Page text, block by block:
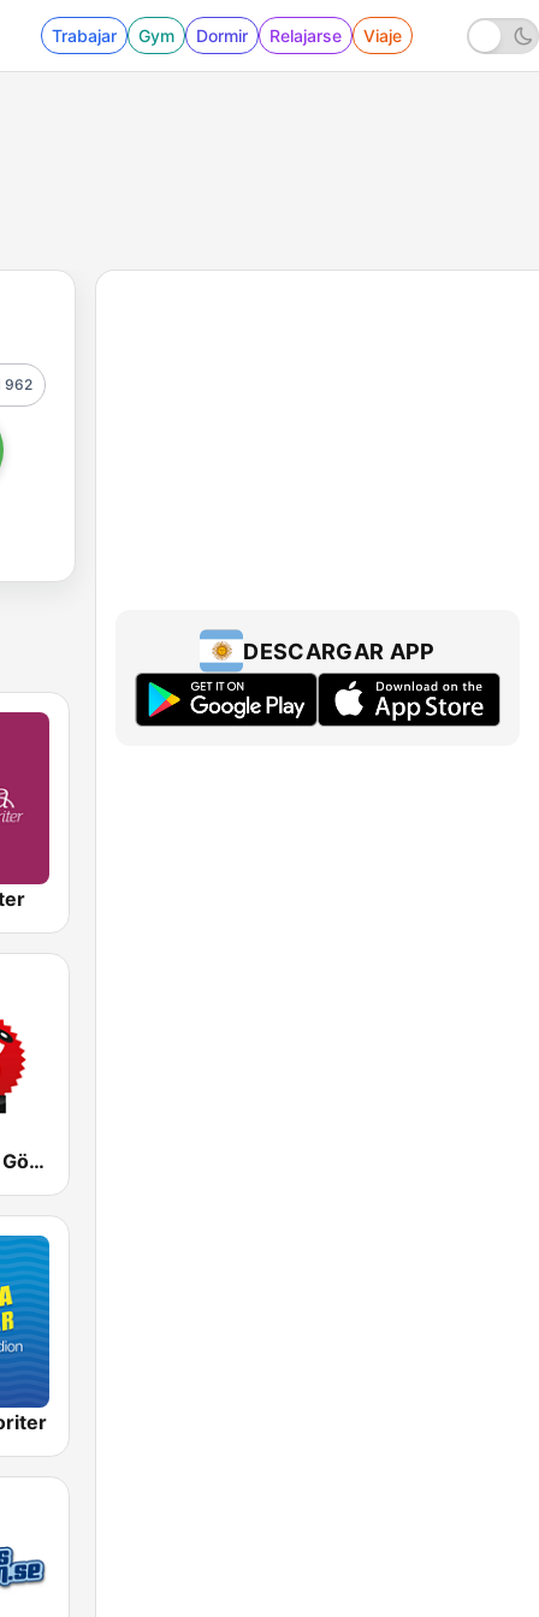
Trabajar Gym Dormir Relajarse Viaje
962
Mix Megapol Göteborg
DESCARGAR APP